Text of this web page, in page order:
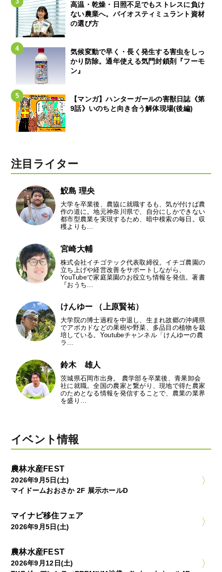
高温・乾燥・日照不足でもストレスに負け
ない農業へ。バイオスティミュラント資材
の選び方
気候変動で早く・長く発生する害虫をしっ
かり防除。通年使える気門封鎖剤『フーモ
ン』
【マンガ】ハンターガールの害獣日誌《第
9話》いのちと向き合う解体現場(後編)
注目ライター
鮫島 理央
大学を卒業後、農協に就職するも、気が付けば農
作の道に。地元神奈川県で、自分にしかできない
都市型農業を実現するため、暗中模索の毎日。収
穫よりも…
宮崎大輔
株式会社イチゴテック代表取締役。イチゴ農園の
立ち上げや経営改善をサポートしながら、
YouTubeで家庭菜園のお役立ち情報を発信。著書
『おうち…
けんゆー （上原賢祐）
大学院の博士過程を中退し、生まれ故郷の沖縄県
でアボカドなどの果樹や野菜、多品目の植物を栽
培している。Youtubeチャンネル「けんゆーの農
ラ…
鈴木 雄人
茨城県石岡市出身。 農学部を卒業後、青果卸会
社に就職。全国の農家と繋がり、現地で得た農家
のためとなる情報を発信することで、農業の業界
を盛り…
イベント情報
農林水産FEST
2026年9月5日(土)
マイドームおおさか 2F 展示ホールD
マイナビ移住フェア
2026年9月5日(土)
農林水産FEST
2026年9月12日(土)